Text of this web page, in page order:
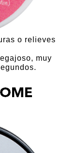
o relieves
muy